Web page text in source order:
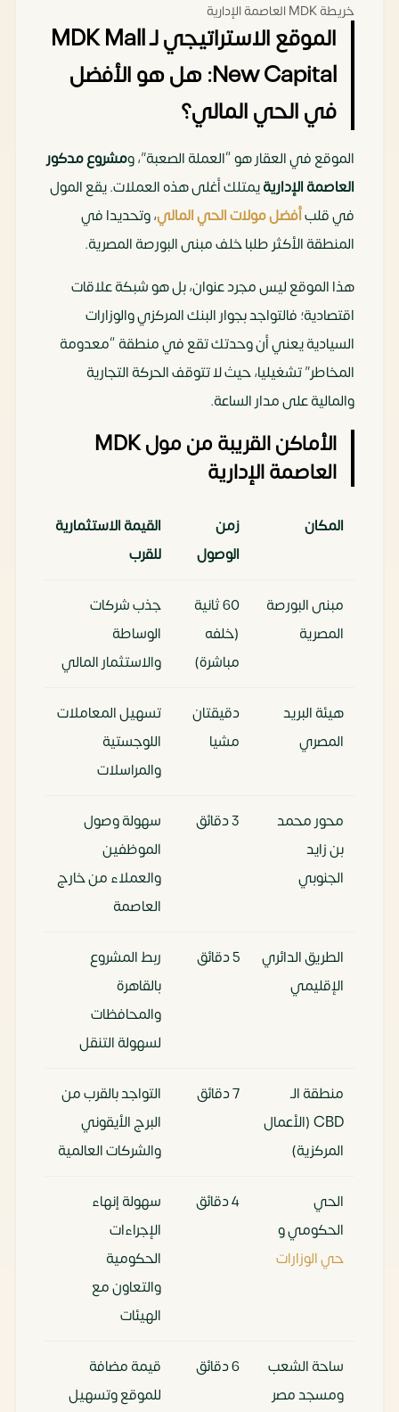
خريطة MDK العاصمة الإدارية
الموقع الاستراتيجي لـ MDK Mall
New Capital: هل هو الأفضل
في الحي المالي؟
الموقع في العقار هو “العملة الصعبة”، ومشروع مدكور
العاصمة الإداريةيمتلك أغلى هذه العملات. يقع المول
في قلبأفضل مولات الحي المالي، وتحديدا في
المنطقة الأكثر طلبا خلف مبنى البورصة المصرية.
هذا الموقع ليس مجرد عنوان، بل هو شبكة علاقات
اقتصادية؛ فالتواجد بجوار البنك المركزي والوزارات
السيادية يعني أن وحدتك تقع في منطقة “معدومة
المخاطر” تشغيليا، حيث لا تتوقف الحركة التجارية
والمالية على مدار الساعة.
الأماكن القريبة من مول MDK
العاصمة الإدارية
المكان
زمن
الوصول
القيمة الاستثمارية
للقرب
مبنى البورصة
المصرية
60 ثانية
(خلفه
مباشرة)
جذب شركات
الوساطة
والاستثمار المالي
هيئة البريد
المصري
دقيقتان
مشيا
تسهيل المعاملات
اللوجستية
والمراسلات
محور محمد
بن زايد
الجنوبي
3 دقائق
سهولة وصول
الموظفين
والعملاء من خارج
العاصمة
الطريق الدائري
الإقليمي
5 دقائق
ربط المشروع
بالقاهرة
والمحافظات
لسهولة التنقل
منطقة الـ
CBD (الأعمال
المركزية)
7 دقائق
التواجد بالقرب من
البرج الأيقوني
والشركات العالمية
الحي
الحكومي و
حي الوزارات
4 دقائق
سهولة إنهاء
الإجراءات
الحكومية
والتعاون مع
الهيئات
ساحة الشعب
ومسجد مصر
6 دقائق
قيمة مضافة
للموقع وتسهيل